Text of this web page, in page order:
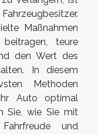
Maßnahmen
teure
den Wert des
In diesem
Methoden
Auto optimal
Sie, wie Sie mit
und